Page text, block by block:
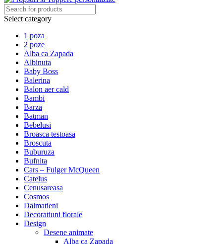
Select category
1 poza
2 poze
Alba ca Zapada
Albinuta
Baby Boss
Balerina
Balon aer cald
Bambi
Barza
Batman
Bebelusi
Broasca testoasa
Broscuta
Buburuza
Bufnita
Cars – Fulger McQueen
Catelus
Cenusareasa
Cosmos
Dalmatieni
Decoratiuni florale
Design
Desene animate
Alba ca Zapada